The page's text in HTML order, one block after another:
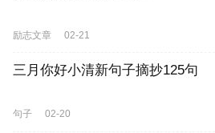
励志文章 02-21
三月你好小清新句子摘抄125句
句子 02-20